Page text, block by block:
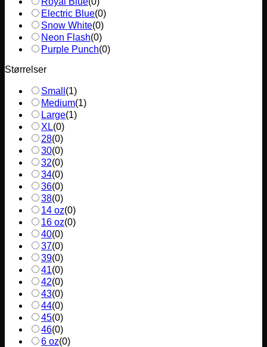
Electric Blue(0)
Snow White(0)
Neon Flash(0)
Purple Punch(0)
Størrelser
Small (1)
Medium(1)
Large(1)
XL(0)
28(0)
30(0)
32(0)
34(0)
36(0)
38(0)
14 oz(0)
16 oz(0)
40(0)
37(0)
39(0)
41(0)
42(0)
43(0)
44(0)
45(0)
46(0)
6 oz(0)